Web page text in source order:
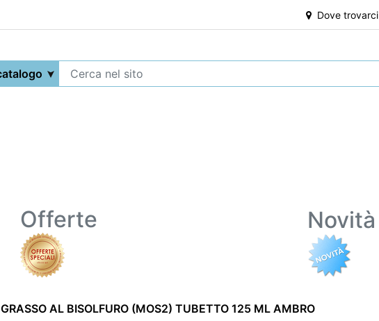
Dove trovarci
Offerte Novità
GRASSO AL BISOLFURO (MOS2) TUBETTO 125 ML AMBRO